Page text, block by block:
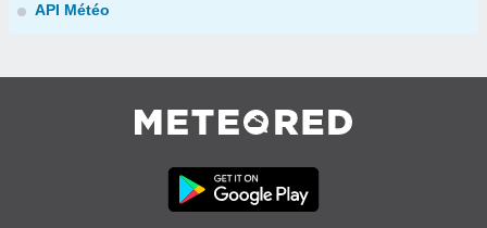
API Météo